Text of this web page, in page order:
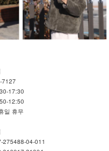
7127
17:30
12:50
일 휴무
275488-04-011